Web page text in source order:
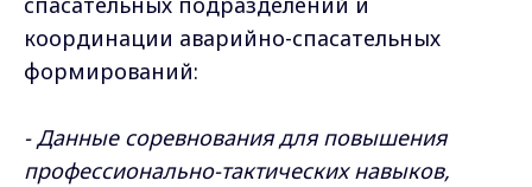
координации аварийно-спасательных
формирований:
- Данные соревнования для повышения
профессионально-тактических навыков,